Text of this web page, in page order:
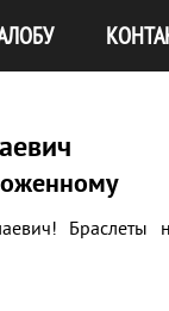
Браслеты